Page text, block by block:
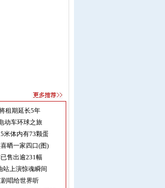
租期延长5年
动车环球之旅
米体内有73颗蛋
晒一家四口(图)
售出逾231幅
站上演惊魂瞬间
唱给世界听